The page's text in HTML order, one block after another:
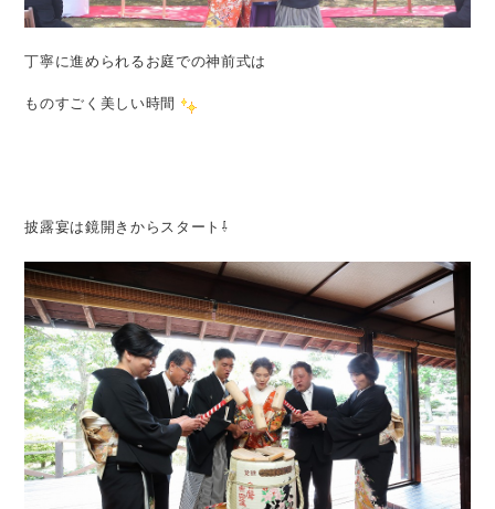
丁寧に進められるお庭での神前式は
ものすごく美しい時間
披露宴は鏡開きからスタート⇩